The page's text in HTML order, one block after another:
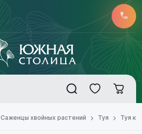
Саженцы хвойных растений Туя Туя